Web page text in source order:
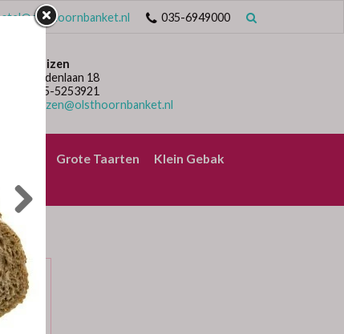
035-6949000
Huizen
Lindenlaan 18
035-5253921
huizen@olsthoornbanket.nl
Grote Taarten
Klein Gebak